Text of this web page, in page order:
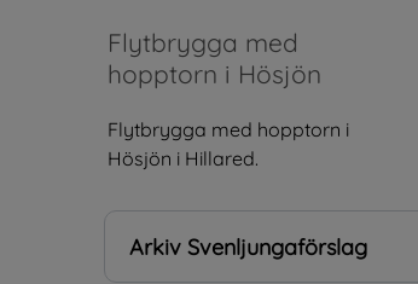
Flytbrygga med
hopptorn i Hösjön
Flytbrygga med hopptorn i
Hösjön i Hillared.
Arkiv Svenljungaförslag